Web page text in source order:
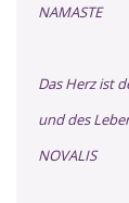
NAMASTE
Das Herz ist
und des
NOVALIS